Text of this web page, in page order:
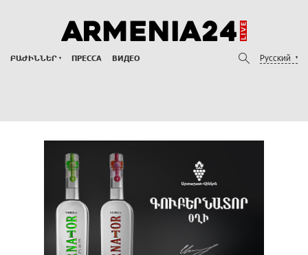
ԲԱԺԻՆՆԵՐ ПРЕССА ВИДЕО Русский